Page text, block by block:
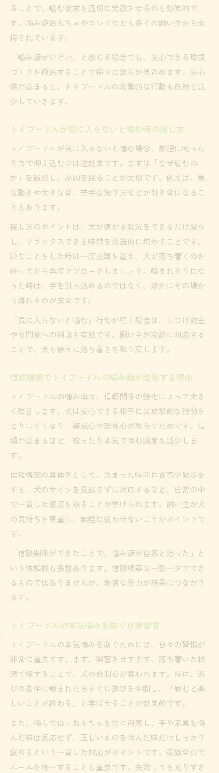
ることで、噛む欲求を適切に発散させるのも効果的で
す。噛み癖おもちゃやコングなども多くの飼い主から支
持されています。
「噛み癖がひどい」と感じる場合でも、安心できる環境
づくりを徹底することで徐々に改善が見込めます。安心
感が高まると、トイプードルの攻撃的な行動も自然と減
少していきます。
トイプードルが気に入らないと噛む時の接し方
トイプードルが気に入らないと噛む場合、無理に叱った
り力で抑え込むのは逆効果です。まずは「なぜ噛むの
か」を観察し、原因を探ることが大切です。例えば、急
な動きや大きな音、苦手な触り方などが引き金になるこ
ともあります。
接し方のポイントは、犬が嫌がる状況をできるだけ減ら
し、リラックスできる時間を意識的に増やすことです。
嫌なことをした時は一度距離を置き、犬が落ち着くのを
待ってから再度アプローチしましょう。噛まれそうにな
った時は、手を引っ込めるのではなく、静かにその場か
ら離れるのが安全です。
「気に入らないと噛む」行動が続く場合は、しつけ教室
や専門家への相談も有効です。飼い主が冷静に対応する
ことで、犬も徐々に落ち着きを取り戻します。
信頼構築でトイプードルの噛み癖が改善する理由
トイプードルの噛み癖は、信頼関係の強化によって大き
く改善します。犬は安心できる相手には攻撃的な行動を
とりにくくなり、警戒心や恐怖心が和らぐためです。信
頼が高まるほど、唸ったり本気で噛む頻度も減少しま
す。
信頼構築の具体例として、決まった時間に食事や散歩を
する、犬のサインを見逃さずに対応するなど、日常の中
で一貫した態度を取ることが挙げられます。飼い主が犬
の気持ちを尊重し、無理に従わせないことがポイントで
す。
「信頼関係ができたことで、噛み癖が自然と治った」と
いう体験談も多数あります。信頼構築は一朝一夕ででき
るものではありませんが、地道な努力が結果につながり
ます。
トイプードルの本気噛みを防ぐ日常習慣
トイプードルの本気噛みを防ぐためには、日々の習慣が
非常に重要です。まず、興奮させすぎず、落ち着いた状
態で接することで、犬の自制心が養われます。特に、遊
びの最中に噛まれたらすぐに遊びを中断し、「噛むと楽
しいことが終わる」と学ばせることが効果的です。
また、噛んで良いおもちゃを常に用意し、手や家具を噛
んだ時は反応せず、正しいものを噛んだ時だけしっかり
褒めるという一貫した対応がポイントです。家族全員で
ルールを統一することも重要です。失敗しても叱りすぎ